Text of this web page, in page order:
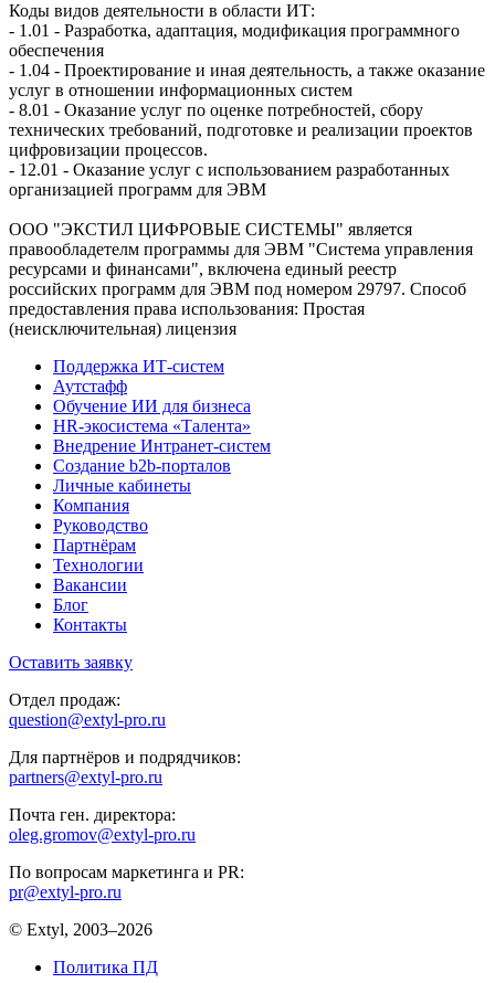
Коды видов деятельности в области ИТ:
- 1.01 - Разработка, адаптация, модификация программного
обеспечения
- 1.04 - Проектирование и иная деятельность, а также оказание
услуг в отношении информационных систем
- 8.01 - Оказание услуг по оценке потребностей, сбору
технических требований, подготовке и реализации проектов
цифровизации процессов.
- 12.01 - Оказание услуг с использованием разработанных
организацией программ для ЭВМ
ООО "ЭКСТИЛ ЦИФРОВЫЕ СИСТЕМЫ" является
правообладетелм программы для ЭВМ "Система управления
ресурсами и финансами", включена единый реестр
российских программ для ЭВМ под номером 29797. Cпособ
предоставления права использования: Простая
(неисключительная) лицензия
Поддержка ИТ-систем
Аутстафф
Обучение ИИ для бизнеса
HR-экосистема «Талента»
Внедрение Интранет-систем
Создание b2b-порталов
Личные кабинеты
Компания
Руководство
Партнёрам
Технологии
Вакансии
Блог
Контакты
Оставить заявку
Отдел продаж:
question@extyl-pro.ru
Для партнёров и подрядчиков:
partners@extyl-pro.ru
Почта ген. директора:
oleg.gromov@extyl-pro.ru
По вопросам маркетинга и PR:
pr@extyl-pro.ru
© Extyl, 2003–2026
Политика ПД